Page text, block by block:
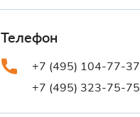
Телефон
+7 (495) 104-77-37
+7 (495) 323-75-75